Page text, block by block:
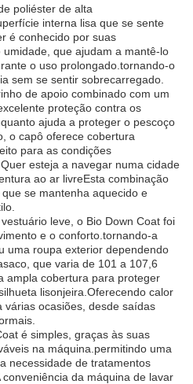
poliéster de alta
interna lisa que se sente
é conhecido por suas
que ajudam a mantê-lo
o uso prolongado.tornando-o
sem se sentir sobrecarregado.
de apoio combinado com um
proteção contra os
ajuda a proteger o pescoço
o capô oferece cobertura
para as condições
esteja a navegar numa cidade
ao ar livreEsta combinação
se mantenha aquecido e
leve, o Bio Down Coat foi
e o conforto.tornando-a
uma roupa exterior dependendo
que varia de 101 a 107,6
ampla cobertura para proteger
lisonjeira.Oferecendo calor
ocasiões, desde saídas
é simples, graças às suas
na máquina.permitindo uma
necessidade de tratamentos
da máquina de lavar